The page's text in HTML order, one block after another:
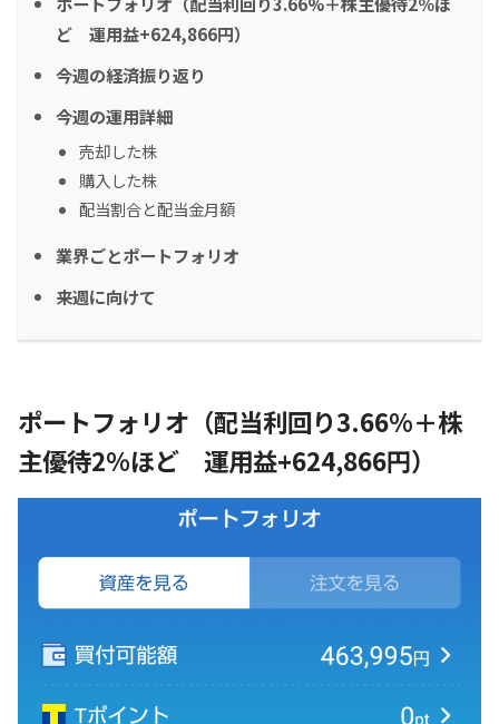
ど 運用益+624,866円）
今週の経済振り返り
今週の運用詳細
売却した株
購入した株
配当割合と配当金月額
業界ごとポートフォリオ
来週に向けて
ポートフォリオ（配当利回り3.66%＋株
主優待2％ほど 運用益+624,866円）